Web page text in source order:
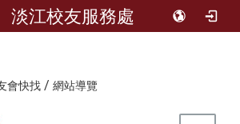
淡江校友服務處
會快找 / 網站導覽